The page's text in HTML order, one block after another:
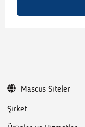
Şirket
Mascus Siteleri